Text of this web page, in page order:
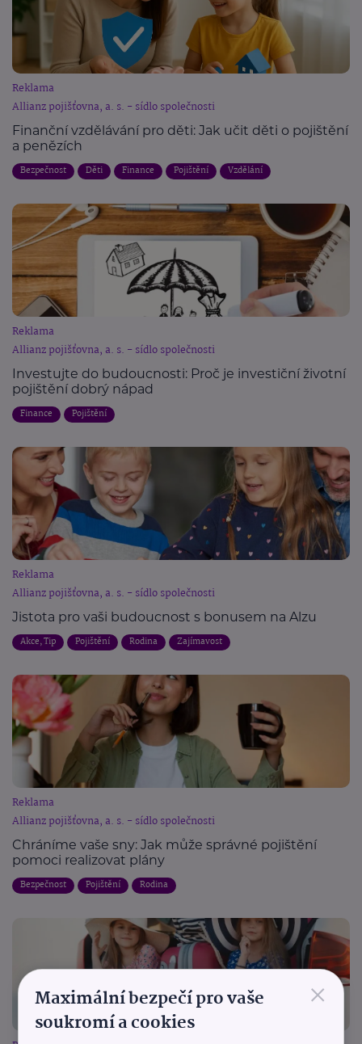
Reklama
Allianz pojišťovna, a. s. - sídlo společnosti
Finanční vzdělávání pro děti: Jak učit děti o pojištění
a penězích
Bezpečnost Děti Finance Pojištění Vzdělání
Reklama
Allianz pojišťovna, a. s. - sídlo společnosti
Investujte do budoucnosti: Proč je investiční životní
pojištění dobrý nápad
Finance Pojištění
Reklama
Allianz pojišťovna, a. s. - sídlo společnosti
Jistota pro vaši budoucnost s bonusem na Alzu
Akce, Tip Pojištění Rodina Zajímavost
Reklama
Allianz pojišťovna, a. s. - sídlo společnosti
Chráníme vaše sny: Jak může správné pojištění
pomoci realizovat plány
Bezpečnost Pojištění Rodina
×
Maximální bezpečí pro vaše
soukromí a cookies